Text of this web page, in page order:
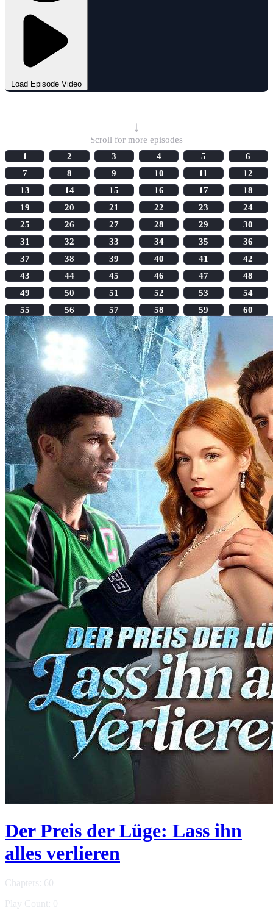
Load Episode Video
↓
Scroll for more episodes
1
2 3 4 5
6
7
8 9 10 11
12
13
14 15 16 17
18
19
20 21 22 23
24
25
26 27 28 29
30
31
32 33 34 35
36
37
38 39 40 41
42
43
44 45 46 47
48
49
50 51 52 53
54
55
56 57 58 59 60
Der Preis der Lüge: Lass ihn
alles verlieren
Chapters: 60
Play Count: 0